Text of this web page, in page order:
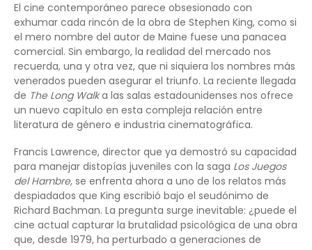
El cine contemporáneo parece obsesionado con
exhumar cada rincón de la obra de Stephen King, como si
el mero nombre del autor de Maine fuese una panacea
comercial. Sin embargo, la realidad del mercado nos
recuerda, una y otra vez, que ni siquiera los nombres más
venerados pueden asegurar el triunfo. La reciente llegada
de The Long Walka las salas estadounidenses nos ofrece
un nuevo capítulo en esta compleja relación entre
literatura de género e industria cinematográfica.
Francis Lawrence, director que ya demostró su capacidad
para manejar distopías juveniles con la saga Los Juegos
del Hambre, se enfrenta ahora a uno de los relatos más
despiadados que King escribió bajo el seudónimo de
Richard Bachman. La pregunta surge inevitable: ¿puede el
cine actual capturar la brutalidad psicológica de una obra
que, desde 1979, ha perturbado a generaciones de